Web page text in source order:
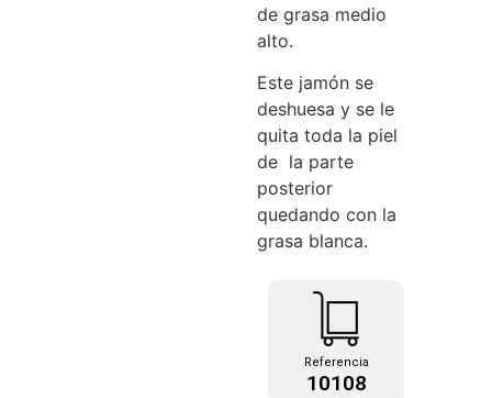
de grasa medio
alto.
Este jamón se
deshuesa y se le
quita toda la piel
de la parte
posterior
quedando con la
grasa blanca.
Referencia
10108